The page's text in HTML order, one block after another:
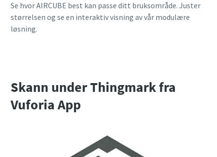
Se hvor AIRCUBE best kan passe ditt bruksområde. Juster
størrelsen og se en interaktiv visning av vår modulære
løsning.
Skann under Thingmark fra
Vuforia App